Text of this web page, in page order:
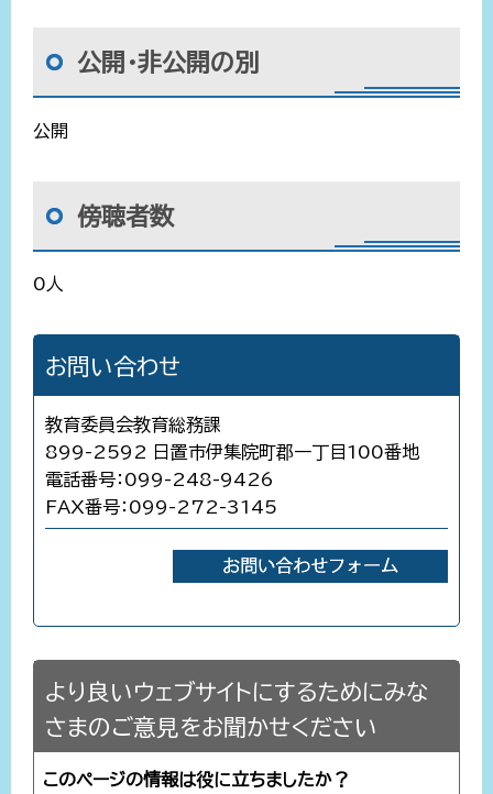
公開・非公開の別
公開
傍聴者数
0人
お問い合わせ
教育委員会教育総務課
899-2592 日置市伊集院町郡一丁目100番地
電話番号：099-248-9426
FAX番号：099-272-3145
より良いウェブサイトにするためにみな
さまのご意見をお聞かせください
このページの情報は役に立ちましたか？